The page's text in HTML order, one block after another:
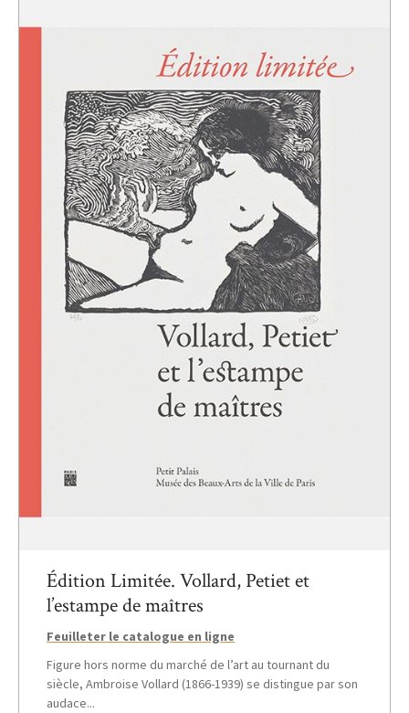
Édition Limitée. Vollard, Petiet et
l’estampe de maîtres
Feuilleter le catalogue en ligne
Figure hors norme du marché de l’art au tournant du
siècle, Ambroise Vollard (1866-1939) se distingue par son
audace...